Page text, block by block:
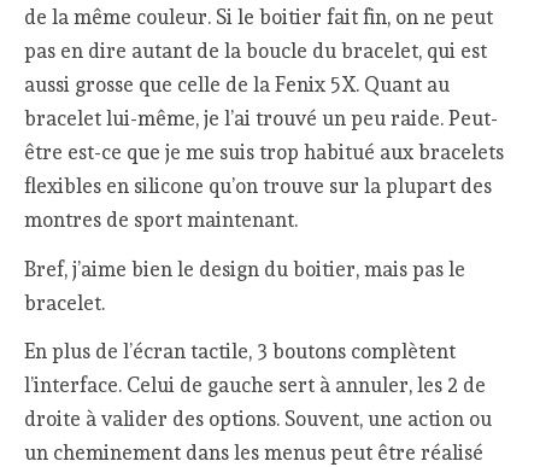
de la même couleur. Si le boitier fait fin, on ne peut
pas en dire autant de la boucle du bracelet, qui est
aussi grosse que celle de la Fenix 5X. Quant au
bracelet lui-même, je l’ai trouvé un peu raide. Peut-
être est-ce que je me suis trop habitué aux bracelets
flexibles en silicone qu’on trouve sur la plupart des
montres de sport maintenant.
Bref, j’aime bien le design du boitier, mais pas le
bracelet.
En plus de l’écran tactile, 3 boutons complètent
l’interface. Celui de gauche sert à annuler, les 2 de
droite à valider des options. Souvent, une action ou
un cheminement dans les menus peut être réalisé